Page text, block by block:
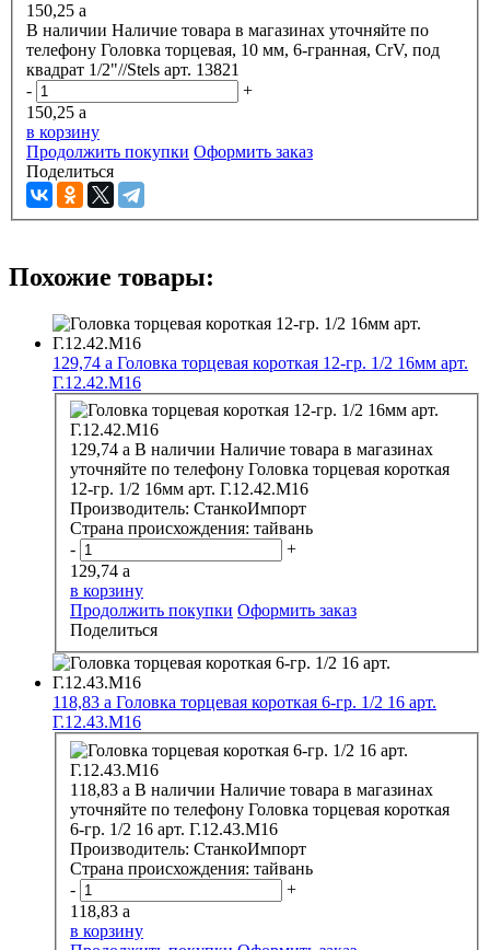
150,25 a
В наличии Наличие товара в магазинах уточняйте по
телефону Головка торцевая, 10 мм, 6-гранная, CrV, под
квадрат 1/2"//Stels арт. 13821
-
+
150,25 a
в корзину
Продолжить покупки Оформить заказ
Поделиться
Похожие товары:
129,74 a Головка торцевая короткая 12-гр. 1/2 16мм арт.
Г.12.42.М16
129,74 a В наличии Наличие товара в магазинах
уточняйте по телефону Головка торцевая короткая
12-гр. 1/2 16мм арт. Г.12.42.М16
Производитель: СтанкоИмпорт
Страна происхождения: тайвань
-
+
129,74 a
в корзину
Продолжить покупки Оформить заказ
Поделиться
118,83 a Головка торцевая короткая 6-гр. 1/2 16 арт.
Г.12.43.М16
118,83 a В наличии Наличие товара в магазинах
уточняйте по телефону Головка торцевая короткая
6-гр. 1/2 16 арт. Г.12.43.М16
Производитель: СтанкоИмпорт
Страна происхождения: тайвань
-
+
118,83 a
в корзину